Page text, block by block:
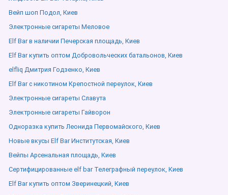
Вейп шоп Подол, Киев
Электронные сигареты Меловое
Elf Bar в наличии Печерская площадь, Киев
Elf Bar купить оптом Добровольческих батальонов, Киев
elfliq Дмитрия Годзенко, Киев
Elf Bar с никотином Крепостной переулок, Киев
Электронные сигареты Славута
Электронные сигареты Гайворон
Одноразка купить Леонида Первомайского, Киев
Новые вкусы Elf Bar Институтская, Киев
Вейпы Арсенальная площадь, Киев
Сертифицированные elf bar Телеграфный переулок, Киев
Elf Bar купить оптом Зверинецкий, Киев